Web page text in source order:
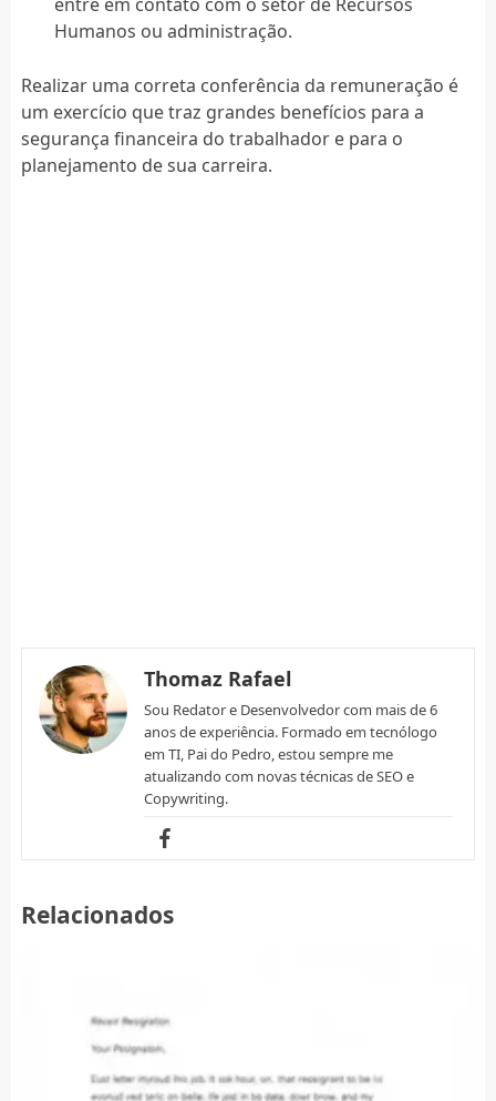
Humanos ou administração.
Realizar uma correta conferência da remuneração é
um exercício que traz grandes benefícios para a
segurança financeira do trabalhador e para o
planejamento de sua carreira.
Thomaz Rafael
Sou Redator e Desenvolvedor com mais de 6
anos de experiência. Formado em tecnólogo
em TI, Pai do Pedro, estou sempre me
atualizando com novas técnicas de SEO e
Copywriting.
Relacionados